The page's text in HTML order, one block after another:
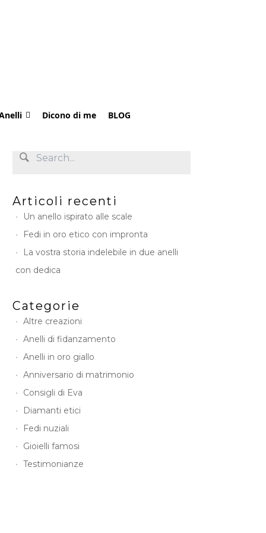
Dicono di me BLOG
Articoli recenti
Un anello ispirato alle scale
Fedi in oro etico con impronta
La vostra storia indelebile in due anelli
con dedica
Categorie
Altre creazioni
Anelli di fidanzamento
Anelli in oro giallo
Anniversario di matrimonio
Consigli di Eva
Diamanti etici
Fedi nuziali
Gioielli famosi
Testimonianze